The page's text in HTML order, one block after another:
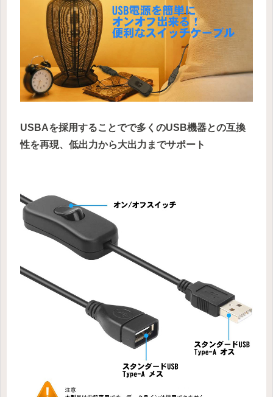
USBAを採用することでで多くのUSB機器との互換
性を再現、低出力から大出力までサポート